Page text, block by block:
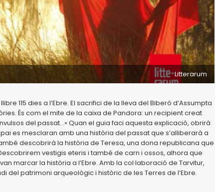
Litterarum
115 dies a l’Ebre. El sacrifici de la lleva del Biberó d’Assumpta
És com el mite de la caixa de Pandora: un recipient creat
del passat…» Quan el guia faci aquesta explicació, obrirà
es mesclaran amb una història del passat que s’alliberarà a
descobrirà la història de Teresa, una dona republicana que
vestigis eteris i també de carn i ossos, alhora que
marcar la història a l’Ebre. Amb la col·laboració de Tarvitur,
del patrimoni arqueològic i històric de les Terres de l’Ebre.